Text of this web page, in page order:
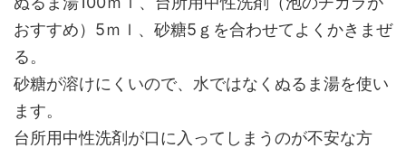
おすすめ）5ｍｌ、砂糖5ｇを合わせてよくかきまぜ
る。
砂糖が溶けにくいので、水ではなくぬるま湯を使い
ます。
台所用中性洗剤が口に入ってしまうのが不安な方